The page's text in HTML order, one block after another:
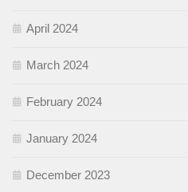
April 2024
March 2024
February 2024
January 2024
December 2023